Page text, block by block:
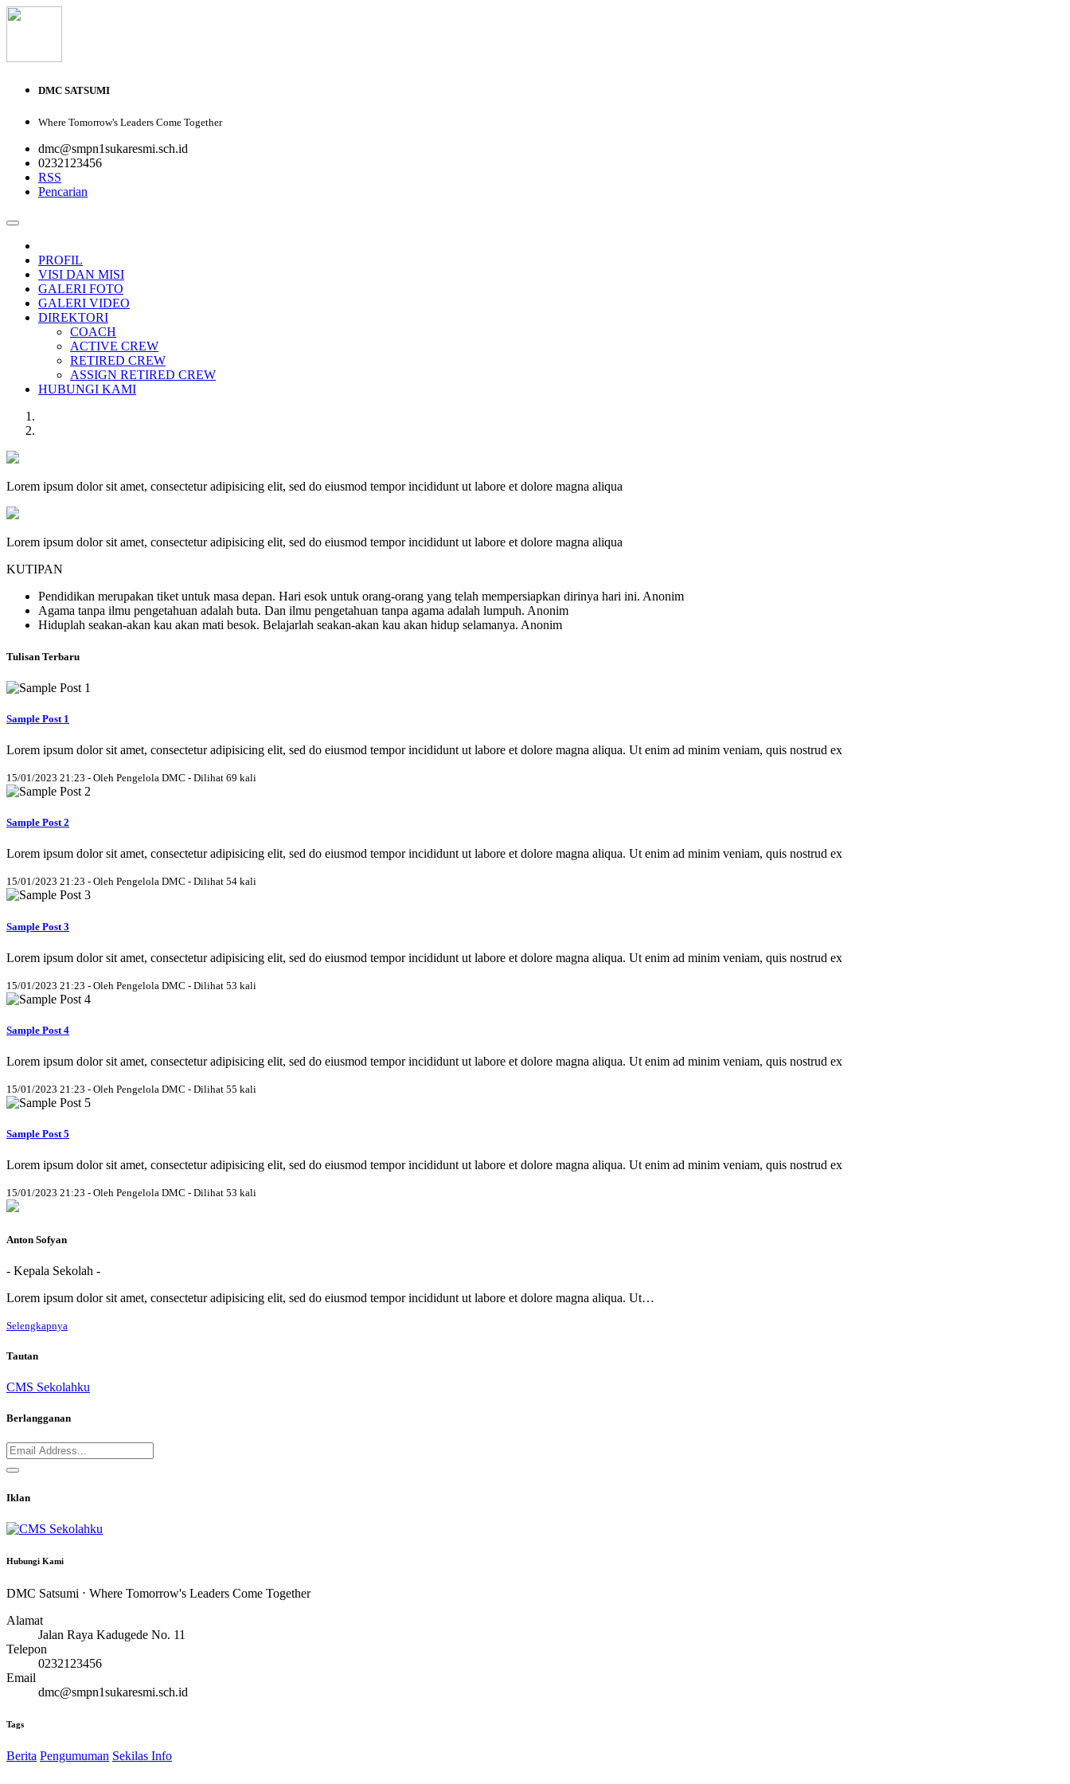
DMC SATSUMI
Where Tomorrow's Leaders Come Together
dmc@smpn1sukaresmi.sch.id
0232123456
RSS
Pencarian
PROFIL
VISI DAN MISI
GALERI FOTO
GALERI VIDEO
DIREKTORI
COACH
ACTIVE CREW
RETIRED CREW
ASSIGN RETIRED CREW
HUBUNGI KAMI
Lorem ipsum dolor sit amet, consectetur adipisicing elit, sed do eiusmod tempor incididunt ut labore et dolore magna aliqua
Lorem ipsum dolor sit amet, consectetur adipisicing elit, sed do eiusmod tempor incididunt ut labore et dolore magna aliqua
KUTIPAN
Pendidikan merupakan tiket untuk masa depan. Hari esok untuk orang-orang yang telah mempersiapkan dirinya hari ini. Anonim
Agama tanpa ilmu pengetahuan adalah buta. Dan ilmu pengetahuan tanpa agama adalah lumpuh. Anonim
Hiduplah seakan-akan kau akan mati besok. Belajarlah seakan-akan kau akan hidup selamanya. Anonim
Tulisan Terbaru
Sample Post 1
Lorem ipsum dolor sit amet, consectetur adipisicing elit, sed do eiusmod tempor incididunt ut labore et dolore magna aliqua. Ut enim ad minim veniam, quis nostrud ex
15/01/2023 21:23 - Oleh Pengelola DMC - Dilihat 69 kali
Sample Post 2
Lorem ipsum dolor sit amet, consectetur adipisicing elit, sed do eiusmod tempor incididunt ut labore et dolore magna aliqua. Ut enim ad minim veniam, quis nostrud ex
15/01/2023 21:23 - Oleh Pengelola DMC - Dilihat 54 kali
Sample Post 3
Lorem ipsum dolor sit amet, consectetur adipisicing elit, sed do eiusmod tempor incididunt ut labore et dolore magna aliqua. Ut enim ad minim veniam, quis nostrud ex
15/01/2023 21:23 - Oleh Pengelola DMC - Dilihat 53 kali
Sample Post 4
Lorem ipsum dolor sit amet, consectetur adipisicing elit, sed do eiusmod tempor incididunt ut labore et dolore magna aliqua. Ut enim ad minim veniam, quis nostrud ex
15/01/2023 21:23 - Oleh Pengelola DMC - Dilihat 55 kali
Sample Post 5
Lorem ipsum dolor sit amet, consectetur adipisicing elit, sed do eiusmod tempor incididunt ut labore et dolore magna aliqua. Ut enim ad minim veniam, quis nostrud ex
15/01/2023 21:23 - Oleh Pengelola DMC - Dilihat 53 kali
Anton Sofyan
- Kepala Sekolah -
Lorem ipsum dolor sit amet, consectetur adipisicing elit, sed do eiusmod tempor incididunt ut labore et dolore magna aliqua. Ut…
Selengkapnya
Tautan
CMS Sekolahku
Berlangganan
Iklan
Hubungi Kami
DMC Satsumi ⋅ Where Tomorrow's Leaders Come Together
Alamat
Jalan Raya Kadugede No. 11
Telepon
0232123456
Email
dmc@smpn1sukaresmi.sch.id
Tags
Berita Pengumuman Sekilas Info